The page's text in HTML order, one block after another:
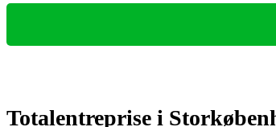
Totalentreprise i